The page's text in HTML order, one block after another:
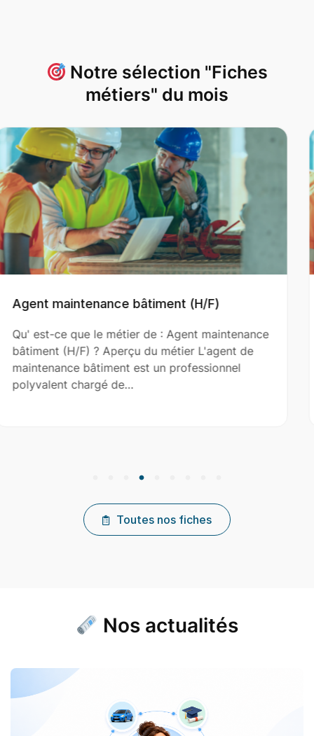
Notre sélection "Fiches
métiers" du mois
F)
maintenance
de
Aide Couvreur (H/F)
Qu' est-ce que le métier de : Aide
(H/F) ? Aperçu du métier L'aide
le couvreur principal dans
réparation et…
Toutes nos fiches
Nos actualités